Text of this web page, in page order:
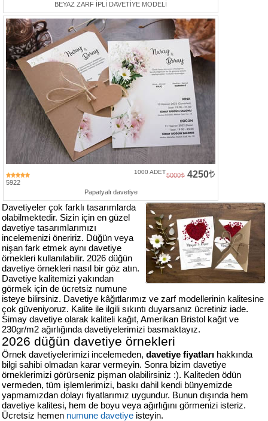
Davetiye
Modelleri
Dini
Düğün
Davetiyeler
Numune
Talebi
(ücretsiz)
Gerçek
Yorumları
Yeni
Davetiye
Sözleri
Simay
Davetiye
-
Biz
kimiz?
İletişim
-
0533
427
46
29
BEYAZ ZARF İPLİ DAVETİYE MODELİ
5922
5000 4250
1000 ADET
Papatyalı davetiye
Davetiyeler çok farklı tasarımlarda
olabilmektedir. Sizin için en güzel
davetiye tasarımlarımızı
incelemenizi öneririz. Düğün veya
nişan fark etmek aynı davetiye
örnekleri kullanılabilir. 2026 düğün
davetiye örnekleri nasıl bir göz atın.
Davetiye kalitemizi yakından
görmek için de ücretsiz numune
isteye bilirsiniz. Davetiye kâğıtlarımız ve zarf modellerinin kalitesine
çok güveniyoruz. Kalite ile ilgili sıkıntı duyarsanız ücretiniz iade.
Simay davetiye olarak kaliteli kağıt, Amerikan Bristol kağıt ve
230gr/m2 ağırlığında davetiyelerimizi basmaktayız.
2026 düğün davetiye örnekleri
Örnek davetiyelerimizi incelemeden, davetiye fiyatları hakkında
bilgi sahibi olmadan karar vermeyin. Sonra bizim davetiye
örneklerimizi görürseniz pişman olabilirsiniz :). Kaliteden ödün
vermeden, tüm işlemlerimizi, baskı dahil kendi bünyemizde
yapmamızdan dolayı fiyatlarımız uygundur. Bunun dışında hem
davetiye kalitesi, hem de boyu veya ağırlığını görmenizi isteriz.
Ücretsiz hemen numune davetiye isteyin.